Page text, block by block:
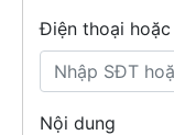
Điện thoại
Nội dung